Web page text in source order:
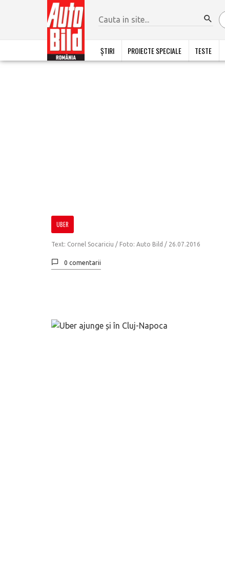
ȘTIRI PROIECTE SPECIALE TESTE
UBER
Text: Cornel Socariciu / Foto: Auto Bild / 26.07.2016
0 comentarii